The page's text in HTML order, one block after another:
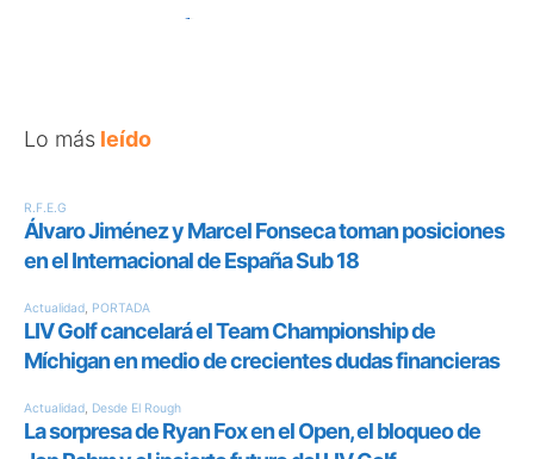
Lo más leído